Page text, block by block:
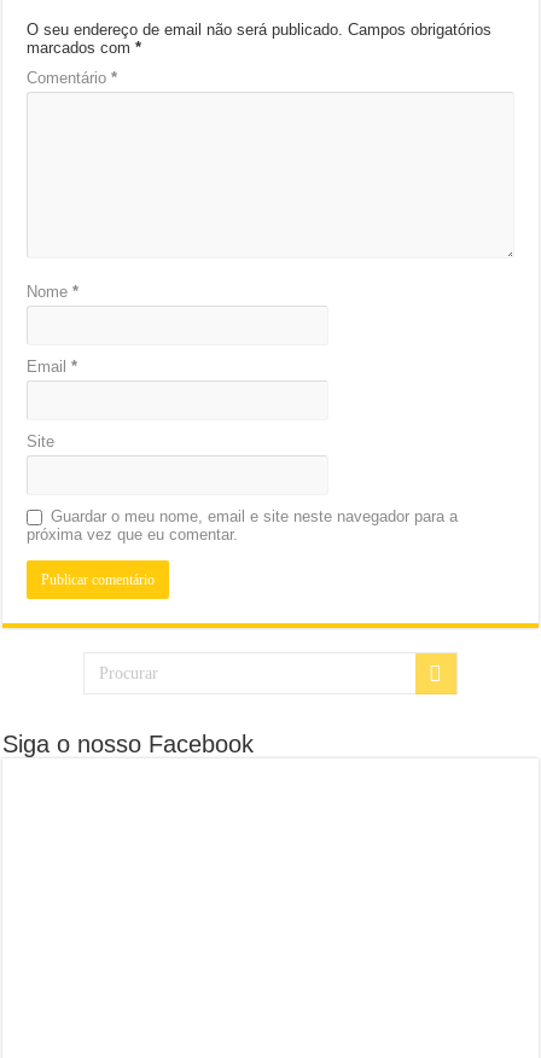
O seu endereço de email não será publicado. Campos obrigatórios
marcados com*
Comentário*
Nome*
Email*
Site
Guardar o meu nome, email e site neste navegador para a
próxima vez que eu comentar.
Siga o nosso Facebook